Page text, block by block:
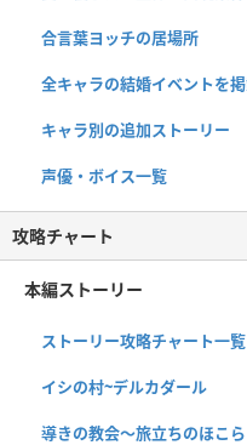
合言葉ヨッチの居場所
全キャラの結婚イベントを
キャラ別の追加ストーリー
声優・ボイス一覧
攻略チャート
本編ストーリー
ストーリー攻略チャート一覧
イシの村~デルカダール
導きの教会〜旅立ちのほこら